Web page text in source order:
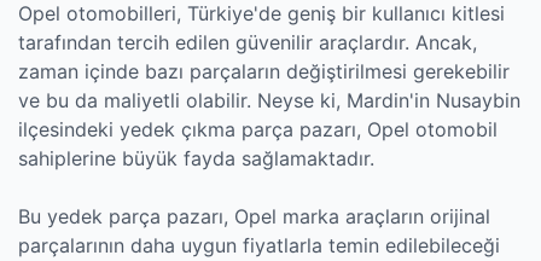
Opel otomobilleri, Türkiye'de geniş bir kullanıcı kitlesi
tarafından tercih edilen güvenilir araçlardır. Ancak,
zaman içinde bazı parçaların değiştirilmesi gerekebilir
ve bu da maliyetli olabilir. Neyse ki, Mardin'in Nusaybin
ilçesindeki yedek çıkma parça pazarı, Opel otomobil
sahiplerine büyük fayda sağlamaktadır.
Bu yedek parça pazarı, Opel marka araçların orijinal
parçalarının daha uygun fiyatlarla temin edilebileceği